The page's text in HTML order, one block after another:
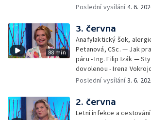
Debbie — Dětský čin
Jírová — Patrik Eliáš —
léto - Míša Sedláčková
Poslední vysílání4. 6.
88 min
3. června
Anafylaktický šok,
Petanová, CSc. — Jak
páru - Ing. Filip Izák —
dovolenou - Irena
léto - paddleboard —
Heřmánková, Zdeněk
Poslední vysílání3. 6.
2. června
Letní infekce a cestování